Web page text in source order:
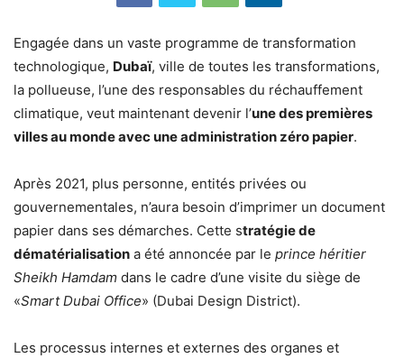
Engagée dans un vaste programme de transformation
technologique, Dubaï, ville de toutes les transformations,
la pollueuse, l’une des responsables du réchauffement
climatique, veut maintenant devenir l’une des premières
villes au monde avec une administration zéro papier.
Après 2021, plus personne, entités privées ou
gouvernementales, n’aura besoin d’imprimer un document
papier dans ses démarches. Cette stratégie de
dématérialisation a été annoncée par le prince héritier
Sheikh Hamdam dans le cadre d’une visite du siège de
«Smart Dubai Office» (Dubai Design District).
Les processus internes et externes des organes et